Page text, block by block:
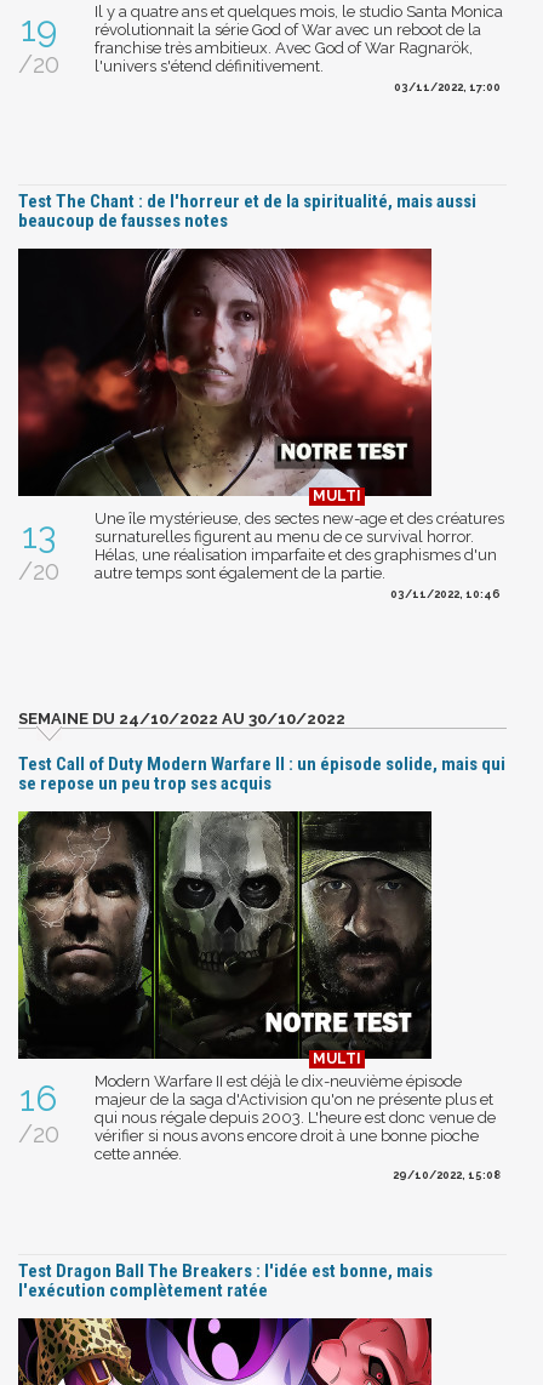
19
/20
Il y a quatre ans et quelques mois, le studio Santa Monica
révolutionnait la série God of War avec un reboot de la
franchise très ambitieux. Avec God of War Ragnarök,
l'univers s'étend définitivement.
03/11/2022, 17:00
Test The Chant : de l'horreur et de la spiritualité, mais aussi
beaucoup de fausses notes
13
/20
Une île mystérieuse, des sectes new-age et des créatures
surnaturelles figurent au menu de ce survival horror.
Hélas, une réalisation imparfaite et des graphismes d'un
autre temps sont également de la partie.
03/11/2022, 10:46
SEMAINE DU 24/10/2022 AU 30/10/2022
Test Call of Duty Modern Warfare II : un épisode solide, mais qui
se repose un peu trop ses acquis
16
/20
Modern Warfare II est déjà le dix-neuvième épisode
majeur de la saga d'Activision qu'on ne présente plus et
qui nous régale depuis 2003. L'heure est donc venue de
vérifier si nous avons encore droit à une bonne pioche
cette année.
29/10/2022, 15:08
Test Dragon Ball The Breakers : l'idée est bonne, mais
l'exécution complètement ratée